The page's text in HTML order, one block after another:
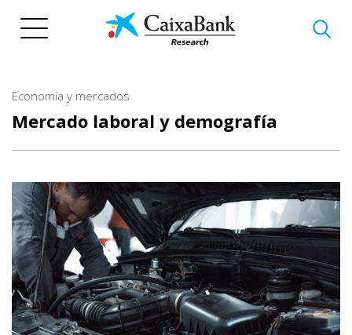
Economía y mercados
Mercado laboral y demografía